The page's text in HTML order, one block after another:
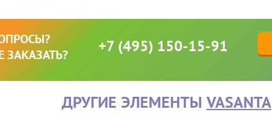
ЗАКАЗАТЬ?
+7 (495) 150-15-91
ДРУГИЕ ЭЛЕМЕНТЫ VASANTA